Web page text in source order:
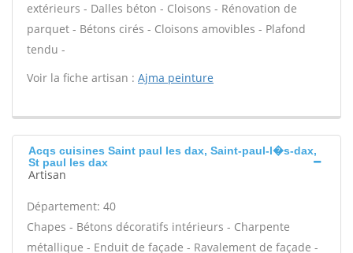
extérieurs - Dalles béton - Cloisons - Rénovation de
parquet - Bétons cirés - Cloisons amovibles - Plafond
tendu -
Voir la fiche artisan : Ajma peinture
Acqs cuisines Saint paul les dax, Saint-paul-l�s-dax,
St paul les dax
Artisan
Département: 40
Chapes - Bétons décoratifs intérieurs - Charpente
métallique - Enduit de façade - Ravalement de façade -